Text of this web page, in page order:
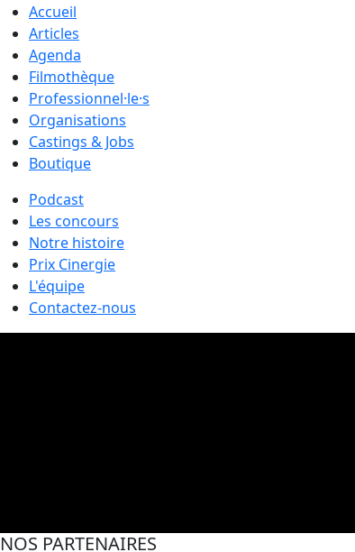
Accueil
Articles
Agenda
Filmothèque
Professionnel·le·s
Organisations
Castings & Jobs
Boutique
Podcast
Les concours
Notre histoire
Prix Cinergie
L'équipe
Contactez-nous
NOS PARTENAIRES